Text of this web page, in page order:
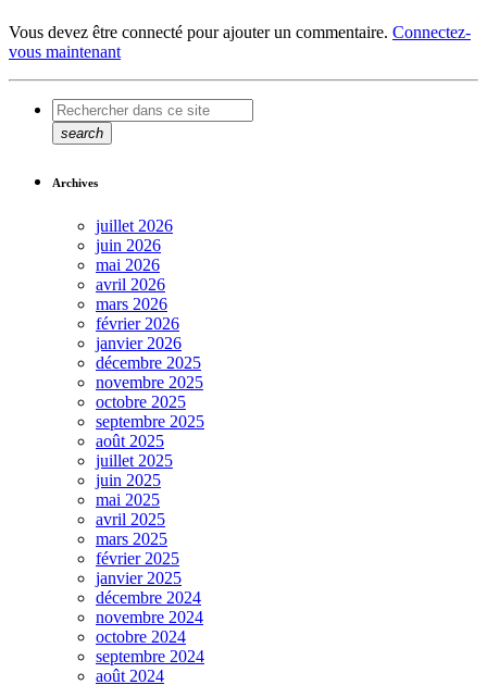
Vous devez être connecté pour ajouter un commentaire. Connectez-
vous maintenant
search
Archives
juillet 2026
juin 2026
mai 2026
avril 2026
mars 2026
février 2026
janvier 2026
décembre 2025
novembre 2025
octobre 2025
septembre 2025
août 2025
juillet 2025
juin 2025
mai 2025
avril 2025
mars 2025
février 2025
janvier 2025
décembre 2024
novembre 2024
octobre 2024
septembre 2024
août 2024